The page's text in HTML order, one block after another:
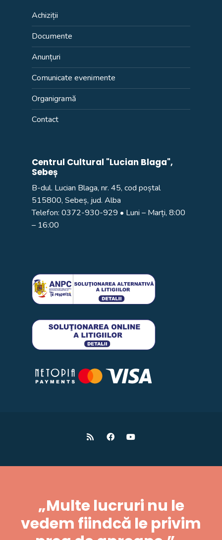
Achiziții
Documente
Anunțuri
Comunicate evenimente
Organigramă
Contact
Centrul Cultural "Lucian Blaga",
Sebeș
B-dul. Lucian Blaga, nr. 45, cod poștal
515800, Sebeș, jud. Alba
Telefon: 0372-930-929 • Luni – Marți, 8:00
– 16:00
„Multe lucruri nu le
vedem fiindcă le privim